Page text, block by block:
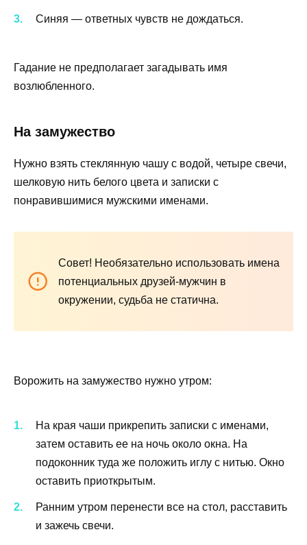
Синяя — ответных чувств не дождаться.
Гадание не предполагает загадывать имя
возлюбленного.
На замужество
Нужно взять стеклянную чашу с водой, четыре свечи,
шелковую нить белого цвета и записки с
понравившимися мужскими именами.
Совет! Необязательно использовать имена
потенциальных друзей-мужчин в
окружении, судьба не статична.
Ворожить на замужество нужно утром:
На края чаши прикрепить записки с именами,
затем оставить ее на ночь около окна. На
подоконник туда же положить иглу с нитью. Окно
оставить приоткрытым.
Ранним утром перенести все на стол, расставить
и зажечь свечи.